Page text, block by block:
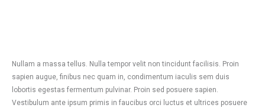
Nullam a massa tellus. Nulla tempor velit non tincidunt facilisis. Proin
sapien augue, finibus nec quam in, condimentum iaculis sem duis
lobortis egestas fermentum pulvinar. Proin sed posuere sapien.
Vestibulum ante ipsum primis in faucibus orci luctus et ultrices posuere